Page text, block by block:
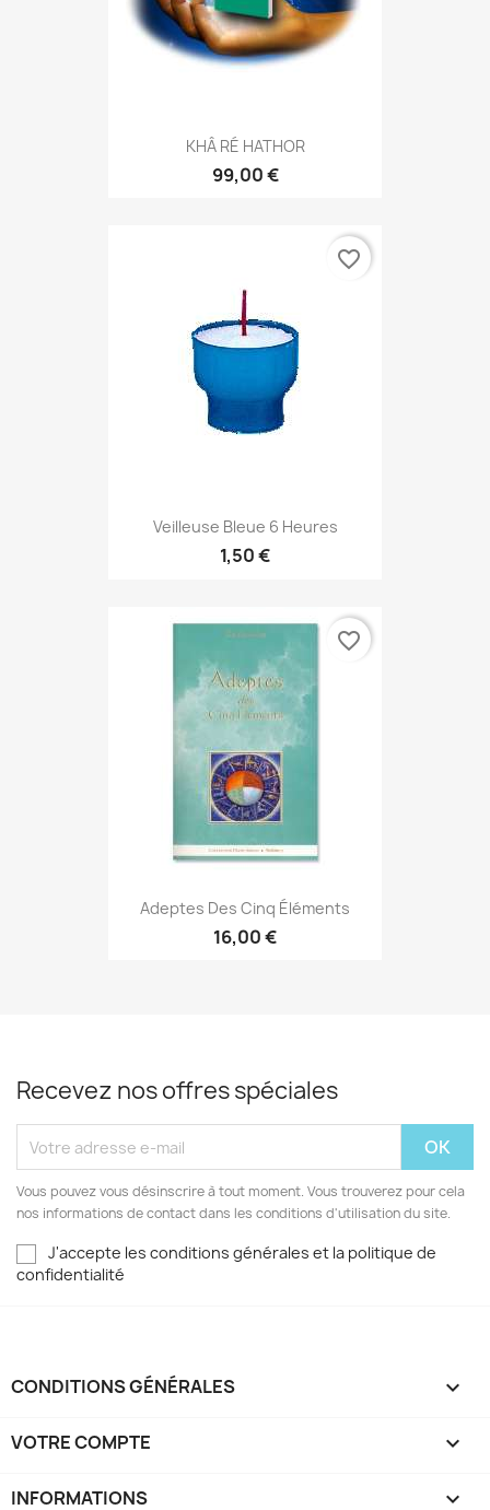
KHÂ RÉ HATHOR
99,00 €
Veilleuse Bleue 6 Heures
1,50 €
favorite_border
Adeptes Des Cinq Éléments
16,00 €
favorite_border
Recevez nos offres spéciales
Vous pouvez vous désinscrire à tout moment. Vous trouverez pour cela
nos informations de contact dans les conditions d'utilisation du site.
J'accepte les conditions générales et la politique de
confidentialité
CONDITIONS GÉNÉRALES 
VOTRE COMPTE 
INFORMATIONS keyboard_arrow_down